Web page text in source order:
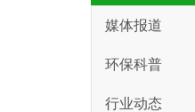
媒体报道
环保科普
行业动态